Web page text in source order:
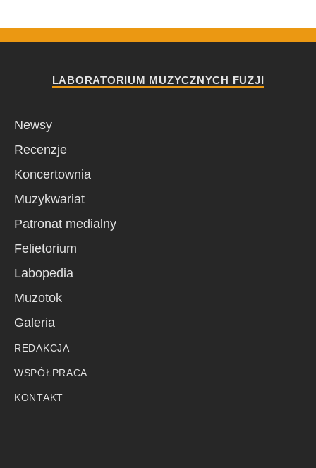
LABORATORIUM MUZYCZNYCH FUZJI
Newsy
Recenzje
Koncertownia
Muzykwariat
Patronat medialny
Felietorium
Labopedia
Muzotok
Galeria
REDAKCJA
WSPÓŁPRACA
KONTAKT